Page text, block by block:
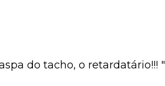
do tacho, o retardatário!!! "